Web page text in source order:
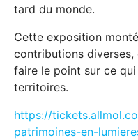
tard du monde.
Cette exposition
contributions
faire le point sur ce
territoires.
https://
patrimoines-en-